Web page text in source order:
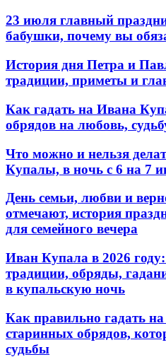
23 июля главный
бабушки, почему вы
История дня Петра и
традиции, приметы и
Как гадать на Ивана
обрядов на любовь,
Что можно и нельзя
Купалы, в ночь с 6 на 7
День семьи, любви и
отмечают, история
для семейного вечера
Иван Купала в 2026
традиции, обряды,
в купальскую ночь
Как правильно гадать
старинных обрядов,
судьбы